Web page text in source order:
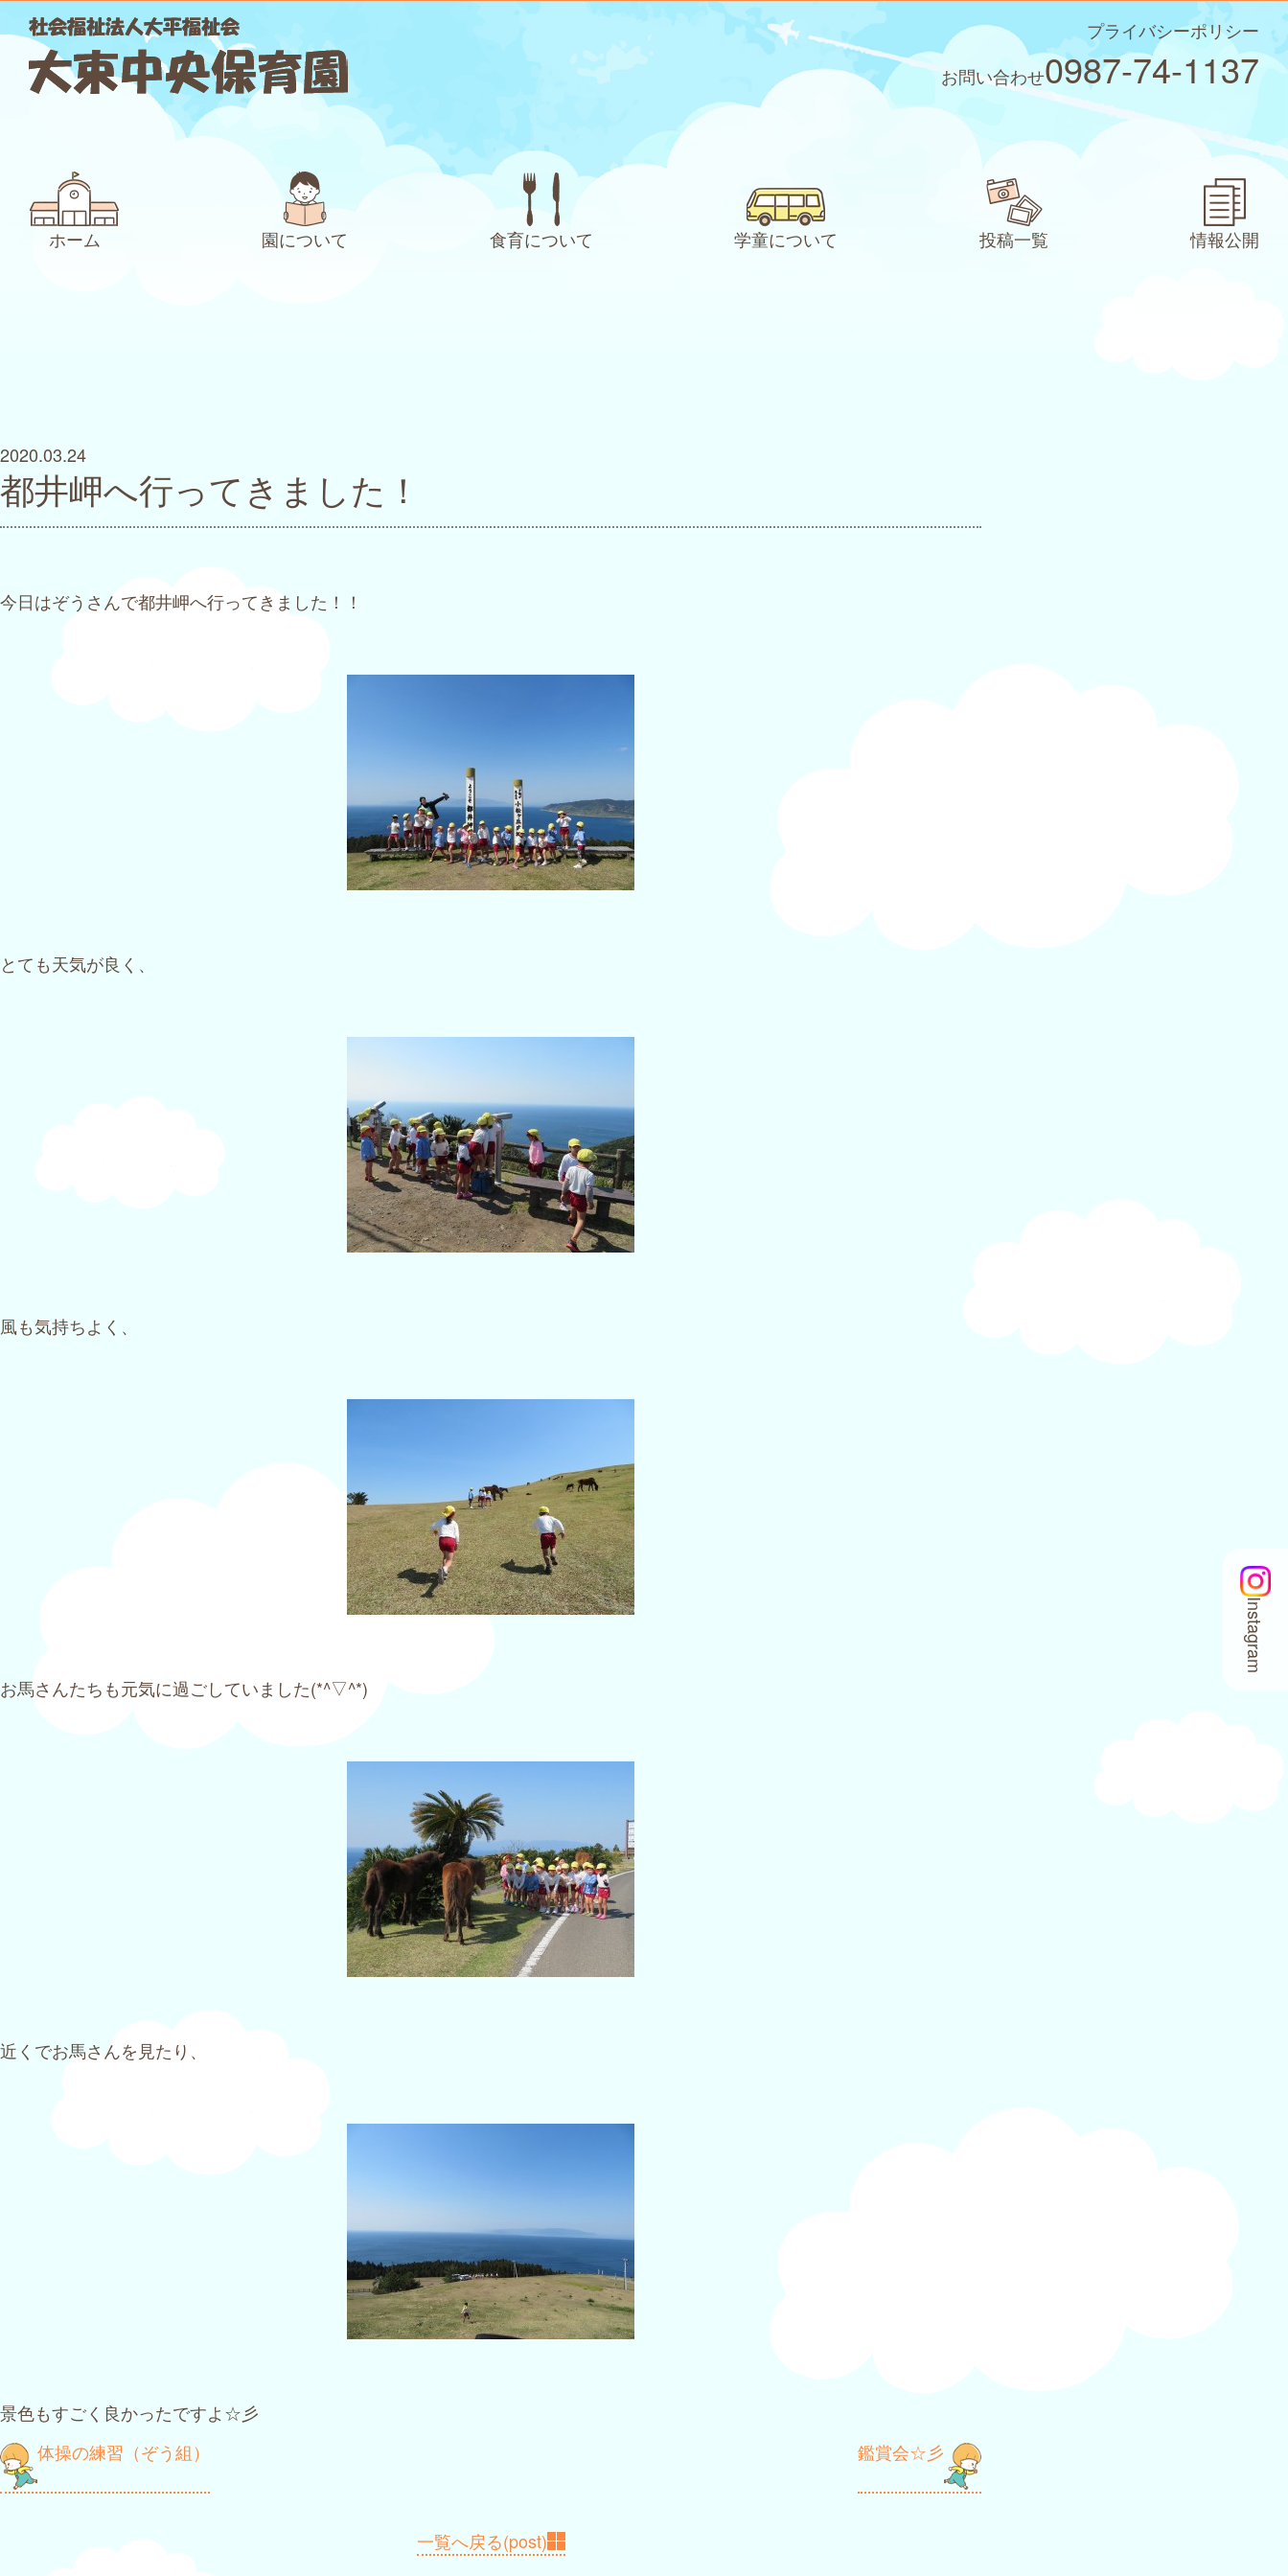
プライバシーポリシー
お問い合わせ0987-74-1137
ホーム 園について 食育について 学童について 投稿一覧 情報公開
Instagram
都井岬へ行ってきました！
2020.03.24
今日はぞうさんで都井岬へ行ってきました！！
とても天気が良く、
風も気持ちよく、
お馬さんたちも元気に過ごしていました(*^▽^*)
近くでお馬さんを見たり、
景色もすごく良かったですよ☆彡
投
稿
体操の練習（ぞう組） 鑑賞会☆彡
一覧へ戻る(post)